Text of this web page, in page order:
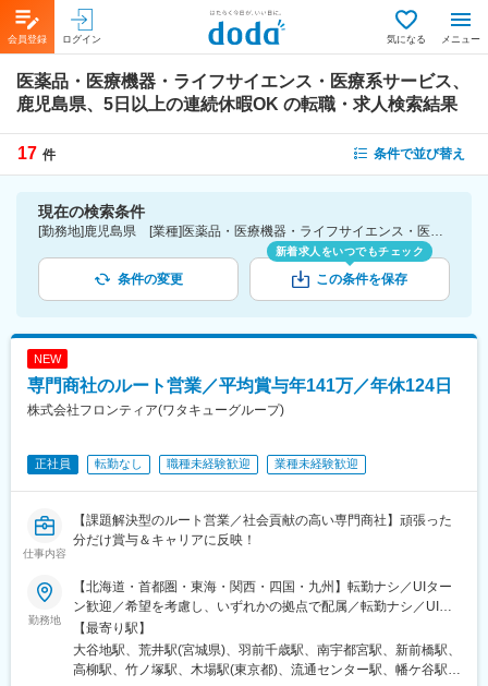
会員登録 ログイン 気になる メニュー
医薬品・医療機器・ライフサイエンス・医療系サービス、
鹿児島県、5日以上の連続休暇OK の転職・求人検索結果
17 件 条件で並び替え
現在の検索条件
[勤務地]鹿児島県 [業種]医薬品・医療機器・ライフサイエンス・医療系サービス [詳細条件](休日・働き方)5日以上の連続休暇OK
条件の変更
新着求人をいつでもチェック
この条件を保存
NEW
専門商社のルート営業／平均賞与年141万／年休124日
株式会社フロンティア(ワタキューグループ)
正社員 転勤なし 職種未経験歓迎 業種未経験歓迎
仕事内容
【課題解決型のルート営業／社会貢献の高い専門商社】頑張った
分だけ賞与＆キャリアに反映！
勤務地
【北海道・首都圏・東海・関西・四国・九州】転勤ナシ／UIター
ン歓迎／希望を考慮し、いずれかの拠点で配属／転勤ナシ／UIタ
ーン歓迎！【北海道】札幌東営業所【宮城県】仙台東営業所【山
形県】山形営業所【栃木県】宇都宮営業所【群馬県】群馬営業所
【千葉県】柏営業所【東京都】足立営業所江東営業所大田営業所
【最寄り駅】
大谷地駅、荒井駅(宮城県)、羽前千歳駅、南宇都宮駅、新前橋駅、
高柳駅、竹ノ塚駅、木場駅(東京都)、流通センター駅、幡ケ谷駅、